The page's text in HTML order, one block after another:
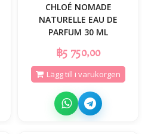
CHLOÉ NOMADE
NATURELLE EAU DE
PARFUM 30 ML
฿5 750,00
Lägg till i varukorgen